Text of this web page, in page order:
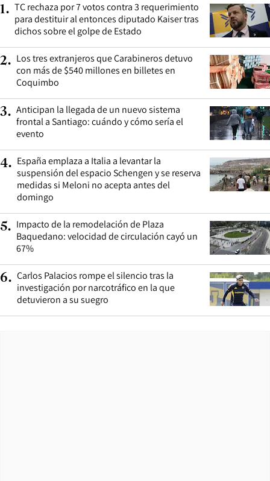
1. TC rechaza por 7 votos contra 3 requerimiento
para destituir al entonces diputado Kaiser tras
dichos sobre el golpe de Estado
2. Los tres extranjeros que Carabineros detuvo
con más de $540 millones en billetes en
Coquimbo
3. Anticipan la llegada de un nuevo sistema
frontal a Santiago: cuándo y cómo sería el
evento
4. España emplaza a Italia a levantar la
suspensión del espacio Schengen y se reserva
medidas si Meloni no acepta antes del
domingo
5. Impacto de la remodelación de Plaza
Baquedano: velocidad de circulación cayó un
67%
6. Carlos Palacios rompe el silencio tras la
investigación por narcotráfico en la que
detuvieron a su suegro